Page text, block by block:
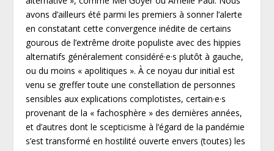
avons d’ailleurs été parmi les premiers à sonner l’alerte
en constatant cette convergence inédite de certains
gourous de l’extrême droite populiste avec des hippies
alternatifs généralement considéré·e·s plutôt à gauche,
ou du moins « apolitiques ». À ce noyau dur initial est
venu se greffer toute une constellation de personnes
sensibles aux explications complotistes, certain·e·s
provenant de la « fachosphère » des dernières années,
et d’autres dont le scepticisme à l’égard de la pandémie
s’est transformé en hostilité ouverte envers (toutes) les